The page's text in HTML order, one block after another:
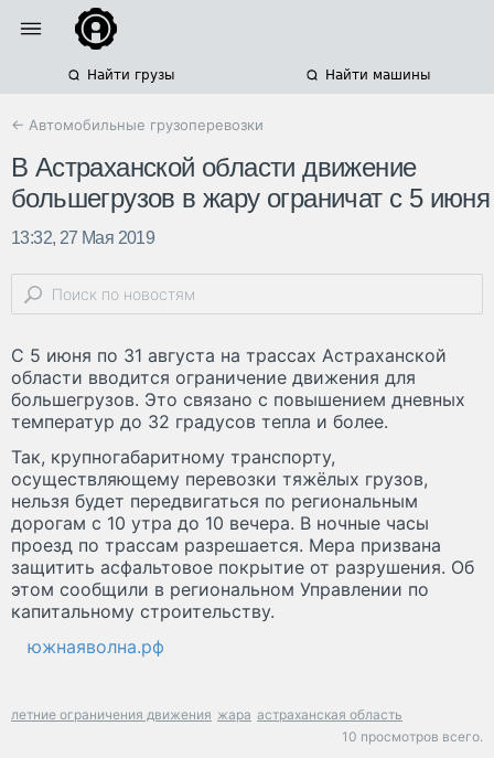
Найти грузы Найти машины
← Автомобильные грузоперевозки
В Астраханской области движение
большегрузов в жару ограничат с 5 июня
13:32, 27 Мая 2019
С 5 июня по 31 августа на трассах Астраханской
области вводится ограничение движения для
большегрузов. Это связано с повышением дневных
температур до 32 градусов тепла и более.
Так, крупногабаритному транспорту,
осуществляющему перевозки тяжёлых грузов,
нельзя будет передвигаться по региональным
дорогам с 10 утра до 10 вечера. В ночные часы
проезд по трассам разрешается. Мера призвана
защитить асфальтовое покрытие от разрушения. Об
этом сообщили в региональном Управлении по
капитальному строительству.
южнаяволна.рф
летние ограничения движения жара астраханская область
10 просмотров всего.